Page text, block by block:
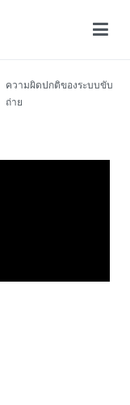
ความผิดปกติของระบบขับ
ถ่าย